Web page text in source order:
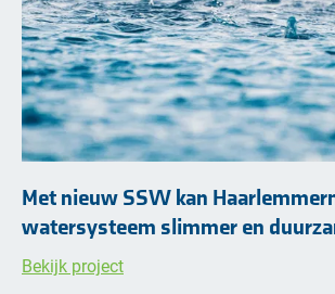
Met nieuw SSW kan
watersysteem slimmer en
Bekijk project